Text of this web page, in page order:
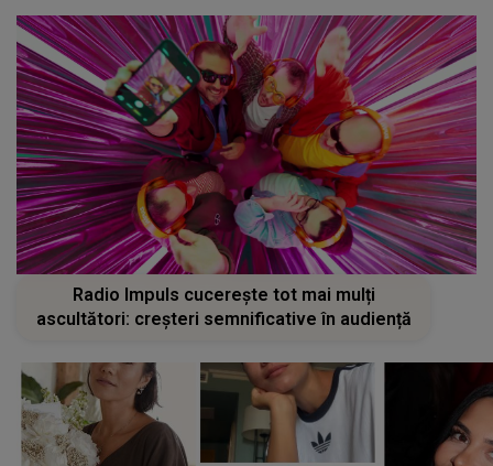
Radio Impuls cucerește tot mai mulți
ascultători: creșteri semnificative în audiență